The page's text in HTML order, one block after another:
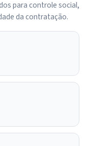
para controle social,
da contratação.